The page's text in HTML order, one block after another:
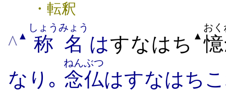
・転釈
^ ▲ 称名
しょうみょう
はすなはち ▲
おく
なり｡ 念仏
ねんぶつ
はすなはち